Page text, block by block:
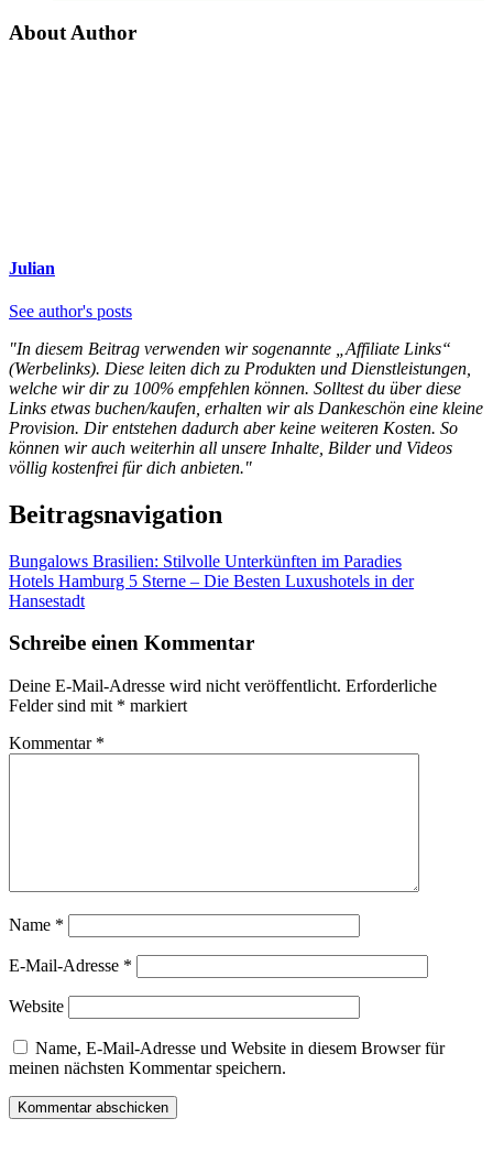
About Author
Julian
See author's posts
"In diesem Beitrag verwenden wir sogenannte „Affiliate Links“
(Werbelinks). Diese leiten dich zu Produkten und Dienstleistungen,
welche wir dir zu 100% empfehlen können. Solltest du über diese
Links etwas buchen/kaufen, erhalten wir als Dankeschön eine kleine
Provision. Dir entstehen dadurch aber keine weiteren Kosten. So
können wir auch weiterhin all unsere Inhalte, Bilder und Videos
völlig kostenfrei für dich anbieten."
Beitragsnavigation
Bungalows Brasilien: Stilvolle Unterkünften im Paradies
Hotels Hamburg 5 Sterne – Die Besten Luxushotels in der
Hansestadt
Schreibe einen Kommentar
Deine E-Mail-Adresse wird nicht veröffentlicht. Erforderliche
Felder sind mit * markiert
Kommentar *
Name *
E-Mail-Adresse *
Website
Name, E-Mail-Adresse und Website in diesem Browser für
meinen nächsten Kommentar speichern.